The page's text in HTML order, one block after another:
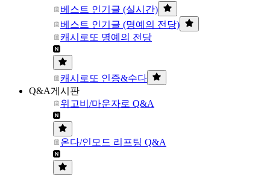
베스트 인기글 (실시간)
베스트 인기글 (명예의 전당)
캐시로또 명예의 전당
캐시로또 인증&수다
Q&A게시판
위고비/마운자로 Q&A
온다/인모드 리프팅 Q&A